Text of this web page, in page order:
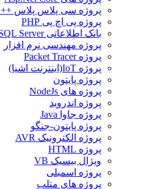
پروژه سی پلاس پلاس ++C
پروژه پی اچ پی PHP
بانک اطلاعاتی SQL Server
پروژه مهندسی نرم افزار
پروژه Packet Tracer
پروژه IoT(اینترنت اشیا)
پروژه پایتون
پروژه های NodeJs
پروژه اندروید
پروژه جاوا Java
پروژه پایتون-جنگو
پروژه الکترونیک AVR
پروژه HTML
ویژال بیسیک VB
پروژه اسمبلی
پروژه های متلب